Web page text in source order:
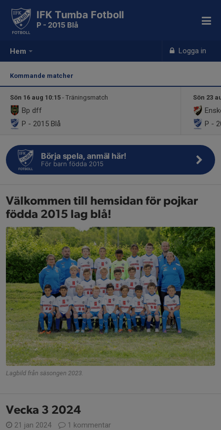
Hem Logga in
IFK Tumba Fotboll
P - 2015 Blå
Kommande matcher
Sön 16 aug 10:15 - Träningsmatch
Bp dff
P - 2015 Blå
Sön 23
P -
Börja spela, anmäl här!
För barn födda 2015
Välkommen till hemsidan för pojkar
födda 2015 lag blå!
Lagbild från säsongen 2023.
Vecka 3 2024
21 jan 2024 1 kommentar